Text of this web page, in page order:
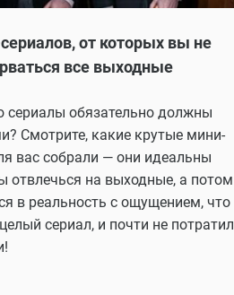
от которых вы не
все выходные
сериалы обязательно должны
Смотрите, какие крутые мини-
вас собрали — они идеальны
отвлечься на выходные, а потом
в реальность с ощущением, что
сериал, и почти не потратил